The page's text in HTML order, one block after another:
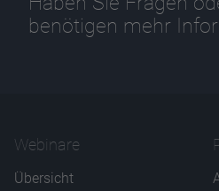
benötigen mehr
Webinare
Übersicht